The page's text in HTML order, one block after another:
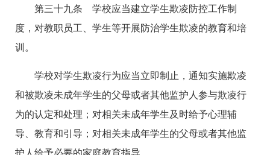
第三十九条 学校应当建立学生欺凌防控工作制
度，对教职员工、学生等开展防治学生欺凌的教育和培
训。
学校对学生欺凌行为应当立即制止，通知实施欺凌
和被欺凌未成年学生的父母或者其他监护人参与欺凌行
为的认定和处理；对相关未成年学生及时给予心理辅
导、教育和引导；对相关未成年学生的父母或者其他监